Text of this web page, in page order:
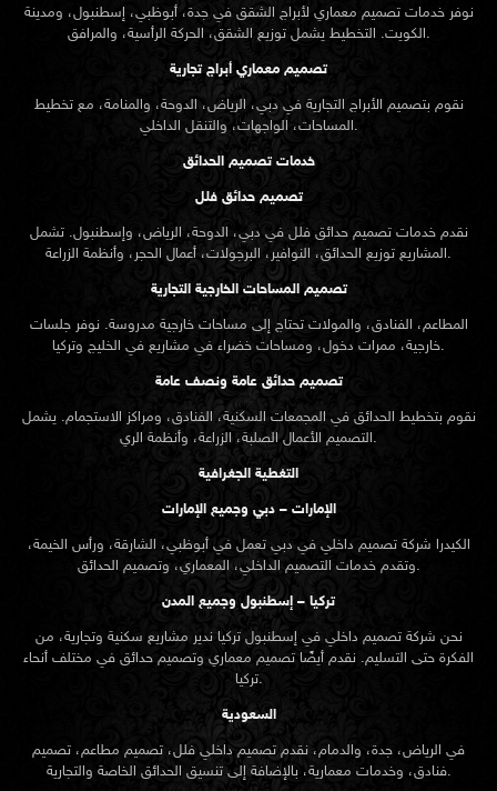
نوفر خدمات تصميم معماري لأبراج الشقق في جدة، أبوظبي، إسطنبول، ومدينة
الكويت. التخطيط يشمل توزيع الشقق، الحركة الرأسية، والمرافق.
تصميم معماري أبراج تجارية
نقوم بتصميم الأبراج التجارية في دبي، الرياض، الدوحة، والمنامة، مع تخطيط
المساحات، الواجهات، والتنقل الداخلي.
خدمات تصميم الحدائق
تصميم حدائق فلل
نقدم خدماتتصميم حدائق فلل في دبي، الدوحة، الرياض، وإسطنبول. تشمل
المشاريع توزيع الحدائق، النوافير، البرجولات، أعمال الحجر، وأنظمة الزراعة.
تصميم المساحات الخارجية التجارية
المطاعم، الفنادق، والمولات تحتاج إلى مساحات خارجية مدروسة. نوفر جلسات
خارجية، ممرات دخول، ومساحات خضراء في مشاريع في الخليج وتركيا.
تصميم حدائق عامة ونصف عامة
نقوم بتخطيط الحدائق في المجمعات السكنية، الفنادق، ومراكز الاستجمام. يشمل
التصميم الأعمال الصلبة، الزراعة، وأنظمة الري.
التغطية الجغرافية
الإمارات – دبي وجميع الإمارات
الكيدرا شركة تصميم داخلي في دبي تعمل في أبوظبي، الشارقة، ورأس الخيمة،
وتقدم خدمات التصميم الداخلي، المعماري، وتصميم الحدائق.
تركيا – إسطنبول وجميع المدن
نحن شركة تصميم داخلي في إسطنبول تركيا ندير مشاريع سكنية وتجارية، من
الفكرة حتى التسليم. نقدم أيضًا تصميم معماري وتصميم حدائق في مختلف أنحاء
تركيا.
السعودية
في الرياض، جدة، والدمام، نقدم تصميم داخلي فلل، تصميم مطاعم، تصميم
فنادق، وخدمات معمارية، بالإضافة إلى تنسيق الحدائق الخاصة والتجارية.